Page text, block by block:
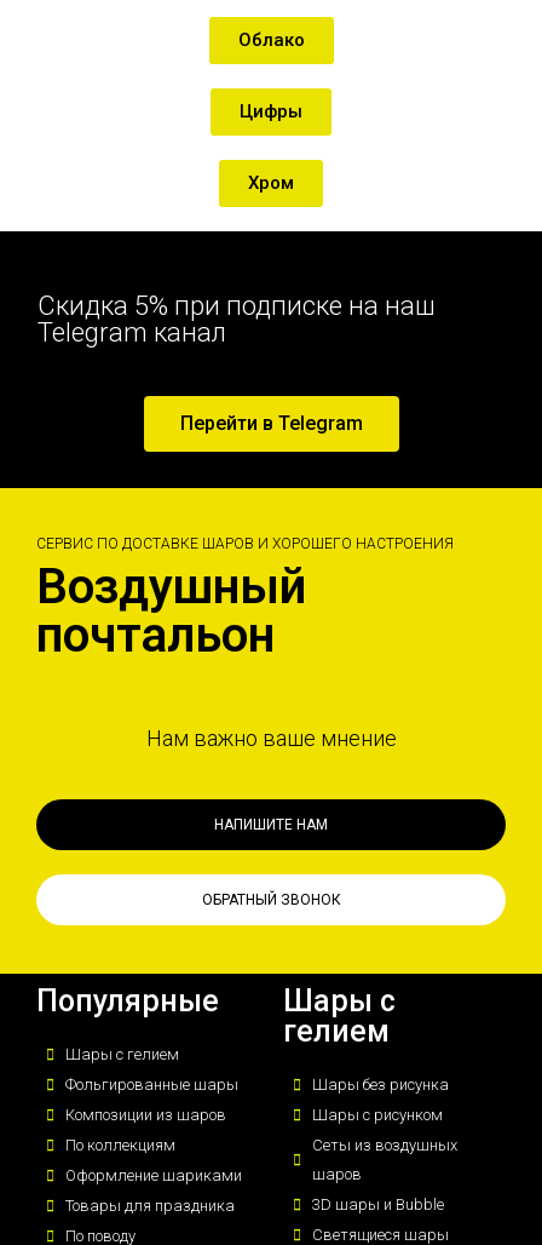
Облако
Цифры
Хром
Скидка 5% при подписке на наш
Telegram канал
Перейти в Telegram
СЕРВИС ПО ДОСТАВКЕ ШАРОВ И ХОРОШЕГО НАСТРОЕНИЯ
Воздушный
почтальон
Нам важно ваше мнение
НАПИШИТЕ НАМ
ОБРАТНЫЙ ЗВОНОК
Популярные
Шары с гелием
Фольгированные шары
Композиции из шаров
По коллекциям
Оформление шариками
Товары для праздника
По поводу
Шары с
гелием
Шары без рисунка
Шары с рисунком
Сеты из воздушных
шаров
3D шары и Bubble
Светящиеся шары